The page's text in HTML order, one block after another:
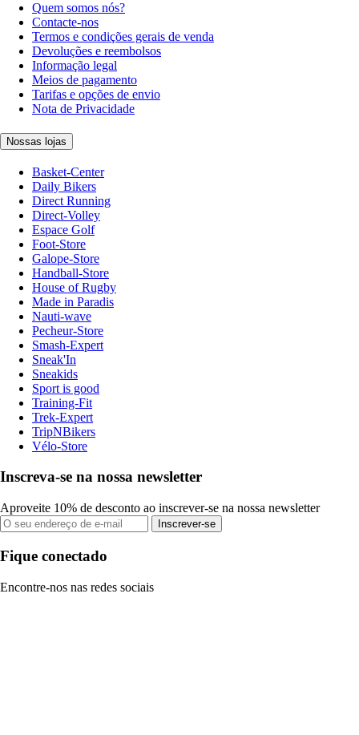
Quem somos nós?
Contacte-nos
Termos e condições gerais de venda
Devoluções e reembolsos
Informação legal
Meios de pagamento
Tarifas e opções de envio
Nota de Privacidade
Nossas lojas
Basket-Center
Daily Bikers
Direct Running
Direct-Volley
Espace Golf
Foot-Store
Galope-Store
Handball-Store
House of Rugby
Made in Paradis
Nauti-wave
Pecheur-Store
Smash-Expert
Sneak'In
Sneakids
Sport is good
Training-Fit
Trek-Expert
TripNBikers
Vélo-Store
Inscreva-se na nossa newsletter
Aproveite 10% de desconto ao inscrever-se na nossa newsletter
Inscrever-se
Fique conectado
Encontre-nos nas redes sociais